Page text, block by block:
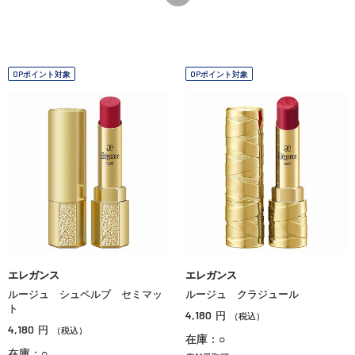
OPポイント対象
エレガンス
ルージュ シュペルブ セミマッ
ト
4,180 円 （税込）
OPポイント対象
エレガンス
ルージュ クラジュール
4,180 円 （税込）
在庫：○